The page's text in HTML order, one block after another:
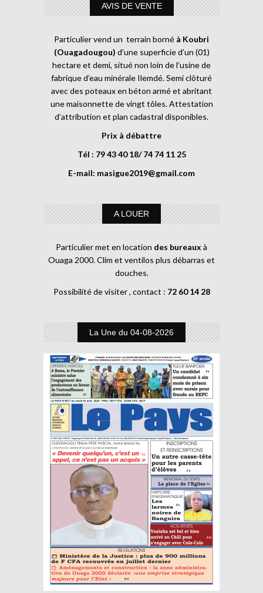
AVIS DE VENTE
Particulier vend un terrain borné à Koubri
(Ouagadougou) d’une superficie d’un (01)
hectare et demi, situé non loin de l’usine de
fabrique d’eau minérale Ilemdé. Semi clôturé
avec des poteaux en béton armé et abritant
une maisonnette de vingt tôles. Attestation
d’attribution et plan cadastral disponibles.
Prix à débattre
Tél : 79 43 40 18/ 74 74 11 25
E-mail: masigue2019@gmail.com
A LOUER
Particulier met en location des bureaux à
Ouaga 2000. Clim et ventilos plus débarras et
douches.
Possibilité de visiter , contact : 72 60 14 28
La Une du 04-08-2026